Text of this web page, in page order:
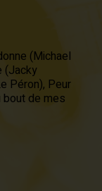
(Michael
(Jacky
Péron), Peur
bout de mes